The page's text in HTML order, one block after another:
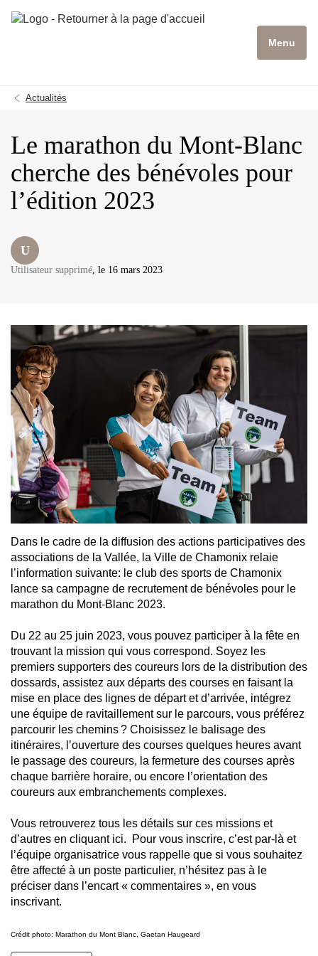
Menu
Actualités
Le marathon du Mont-Blanc
cherche des bénévoles pour
l’édition 2023
U
Utilisateur supprimé, le 16 mars 2023
Dans le cadre de la diffusion des actions participatives des
associations de la Vallée, la Ville de Chamonix relaie
l’information suivante: le club des sports de Chamonix
lance sa campagne de recrutement de bénévoles pour le
marathon du Mont-Blanc 2023.
Du 22 au 25 juin 2023, vous pouvez participer à la fête en
trouvant la mission qui vous correspond. Soyez les
premiers supporters des coureurs lors de la distribution des
dossards, assistez aux départs des courses en faisant la
mise en place des lignes de départ et d’arrivée, intégrez
une équipe de ravitaillement sur le parcours, vous préférez
parcourir les chemins ? Choisissez le balisage des
itinéraires, l’ouverture des courses quelques heures avant
le passage des coureurs, la fermeture des courses après
chaque barrière horaire, ou encore l’orientation des
coureurs aux embranchements complexes.
Vous retrouverez tous les détails sur ces missions et
d’autres en cliquant ici. Pour vous inscrire, c’est par-là et
l’équipe organisatrice vous rappelle que si vous souhaitez
être affecté à un poste particulier, n’hésitez pas à le
préciser dans l’encart « commentaires », en vous
inscrivant.
Crédit photo: Marathon du Mont Blanc, Gaetan Haugeard